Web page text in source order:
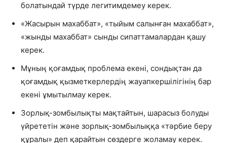
болатындай түрде легитимдемеу керек.
«Жасырын махаббат», «тыйым салынған махаббат»,
«жынды махаббат» сынды сипаттамалардан қашу
керек.
Мұның қоғамдық проблема екені, сондықтан да
қоғамдық қызметкерлердің жауапкершілігінің бар
екені ұмытылмау керек.
Зорлық-зомбылықты мақтайтын, шарасыз болуды
үйрететін және зорлық-зомбылыққа «тәрбие беру
құралы» деп қарайтын сөздерге жоламау керек.